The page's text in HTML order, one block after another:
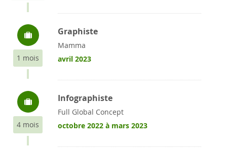
1 mois
Graphiste
Mamma
avril 2023
4 mois
Infographiste
Full Global Concept
octobre 2022 à mars 2023